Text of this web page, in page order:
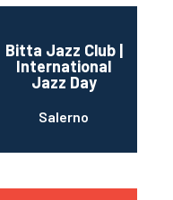
Bitta Jazz Club |
International
Jazz Day
Salerno